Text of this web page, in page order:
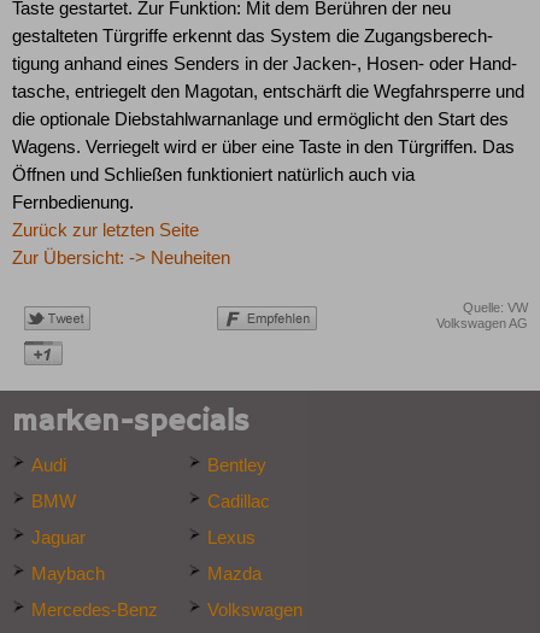
Taste gestartet. Zur Funktion: Mit dem Berühren der neu
gestalteten Türgriffe erkennt das System die Zugangsberech­
tigung anhand eines Senders in der Jacken-, Hosen- oder Hand­
tasche, entriegelt den Magotan, entschärft die Wegfahrsperre und
die optionale Diebstahlwarnanlage und ermöglicht den Start des
Wagens. Verriegelt wird er über eine Taste in den Türgriffen. Das
Öffnen und Schließen funktioniert natürlich auch via
Fernbedienung.
Zurück zur letzten Seite
Zur Übersicht: -> Neuheiten
Quelle: VW
Volkswagen AG
marken-specials
Audi
Bentley
BMW
Cadillac
Jaguar
Lexus
Maybach
Mazda
Mercedes-Benz
Volkswagen